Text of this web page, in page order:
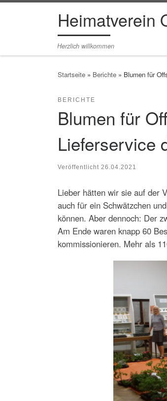
Zum Inhalt springenHeimatverein
Herzlich willkommen
Startseite » Berichte » Blumen für
BERICHTE
Blumen für
Lieferservice
Veröffentlicht 26.04.2021
Lieber hätten wir sie auf der
auch für ein Schwätzchen
können. Aber dennoch: Der
Am Ende waren knapp 60
kommissionieren. Mehr als